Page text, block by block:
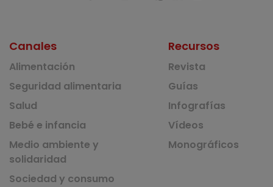
Canales
Alimentación
Seguridad alimentaria
Salud
Bebé e infancia
Medio ambiente y
solidaridad
Sociedad y consumo
Recursos
Revista
Guías
Infografías
Vídeos
Monográficos